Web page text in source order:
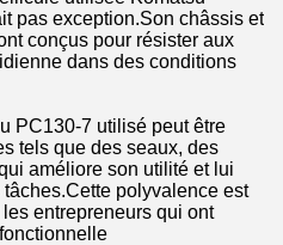
pas exception.Son châssis et
conçus pour résister aux
dans des conditions
PC130-7 utilisé peut être
tels que des seaux, des
améliore son utilité et lui
polyvalence est
entrepreneurs qui ont